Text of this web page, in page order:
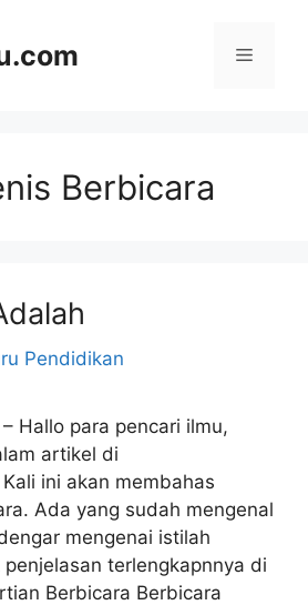
Menu
Berbicara
Pendidikan
Hallo para pencari ilmu,
artikel di
ini akan membahas
Ada yang sudah mengenal
mengenai istilah
penjelasan terlengkapnnya di
Berbicara Berbicara